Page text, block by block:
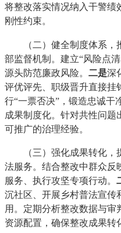
将整改落实情况纳入干警绩
刚性约束。
（二）健全制度体系，
部监督机制。建立“风险点
源头防范廉政风险。二是深
评优评先、职级晋升直接挂
行“一票否决”，锻造忠诚干
成果制度化。针对共性问题
可推广的治理经验。
（三）强化成果转化，
法服务。结合整改中群众反
服务、执行攻坚专项行动。
沉社区、开展乡村普法宣传
用。定期分析整改数据与
资源配置，确保整改成果转